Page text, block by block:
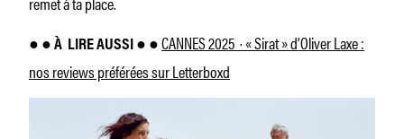
● ● À LIRE AUSSI ● ● CANNES 2025 · « Sirat » d’Oliver Laxe :
nos reviews préférées sur Letterboxd